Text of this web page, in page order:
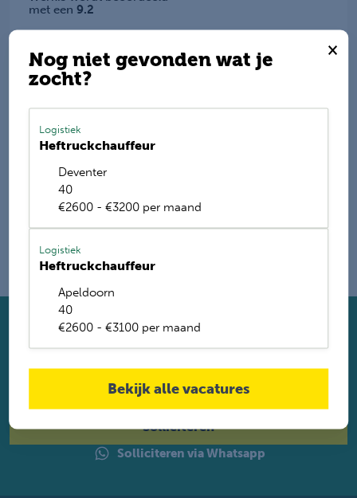
×
Nog niet gevonden wat je
zocht?
Logistiek
Heftruckchauffeur
Deventer
40
€2600 - €3200 per maand
Logistiek
Heftruckchauffeur
Apeldoorn
40
€2600 - €3100 per maand
Bekijk alle vacatures
met een 9.2
E-mail mij de nieuwste vacatures
Solliciteer direct
achter. Met ruim 1.200 vacatures vinden wij voor jou de
perfecte baan. Je krijgt binnen 2 werkdagen reactie.
Solliciteren
Solliciteren via Whatsapp